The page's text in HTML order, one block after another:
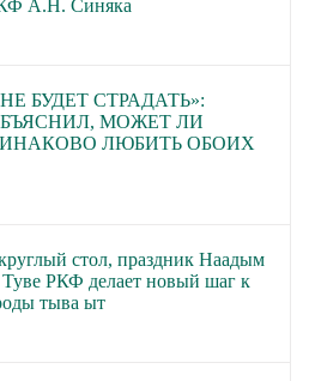
А.Н. Синяка
БУДЕТ СТРАДАТЬ»:
МОЖЕТ ЛИ
ЛЮБИТЬ ОБОИХ
стол, праздник Наадым
Туве РКФ делает новый шаг к
тыва ыт